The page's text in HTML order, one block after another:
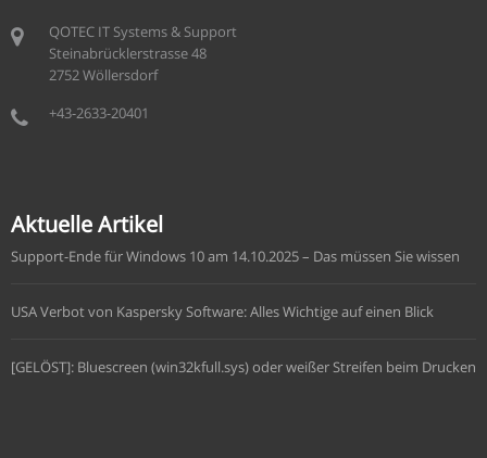
QOTEC IT Systems & Support
Steinabrücklerstrasse 48
2752 Wöllersdorf
+43-2633-20401
Aktuelle Artikel
Support-Ende für Windows 10 am 14.10.2025 – Das müssen Sie wissen
USA Verbot von Kaspersky Software: Alles Wichtige auf einen Blick
[GELÖST]: Bluescreen (win32kfull.sys) oder weißer Streifen beim Drucken